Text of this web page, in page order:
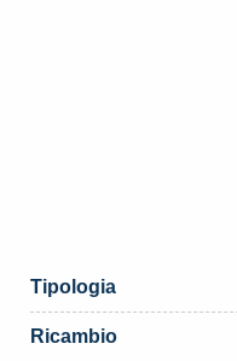
Tipologia
Ricambio